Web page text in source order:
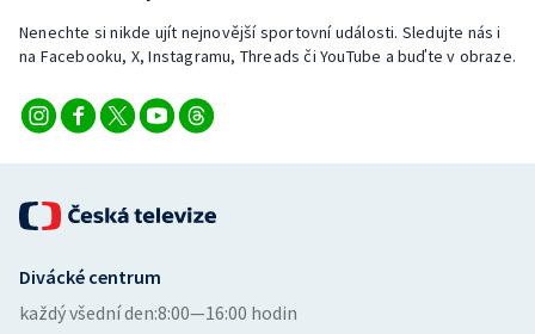
Vodní slalom
Nenechte si nikde ujít nejnovější sportovní události. Sledujte nás i
na Facebooku, X, Instagramu, Threads či YouTube a buďte v obraze.
Divácké centrum
každý všední den:8:00—16:00 hodin